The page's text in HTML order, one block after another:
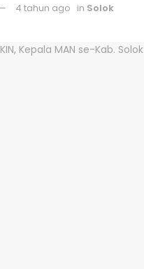
4 tahun ago in Solok